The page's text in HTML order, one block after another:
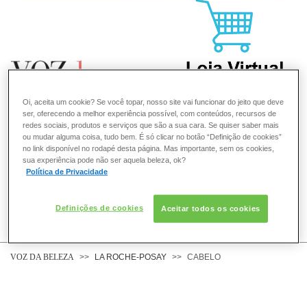
PELE
VOZ DA BELEZA LA ROCHE-POSAY CABELO
Oi, aceita um cookie? Se você topar, nosso site vai funcionar do jeito que deve
ser, oferecendo a melhor experiência possível, com conteúdos, recursos de
redes sociais, produtos e serviços que são a sua cara. Se quiser saber mais
ou mudar alguma coisa, tudo bem. É só clicar no botão “Definição de cookies”
no link disponível no rodapé desta página. Mas importante, sem os cookies,
sua experiência pode não ser aquela beleza, ok?
Política de Privacidade
Definições de cookies Aceitar todos os cookies